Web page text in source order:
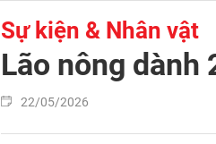
Sự kiện & Nhân vật
Lão nông
22/05/2026